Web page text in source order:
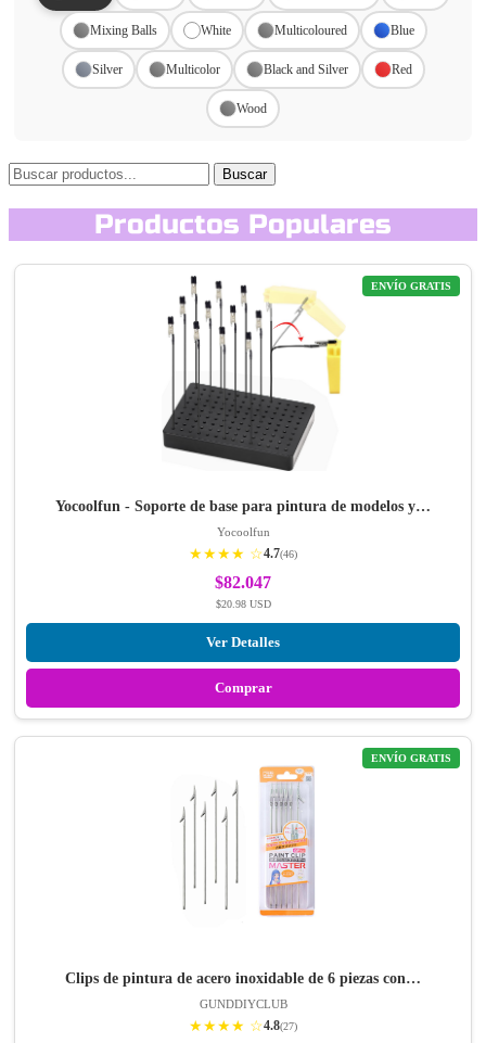
Mixing Balls White Multicoloured Blue
Silver Multicolor Black and Silver Red
Wood
Buscar
Productos Populares
ENVÍO GRATIS
Yocoolfun - Soporte de base para pintura de modelos y…
Yocoolfun
★★★★ ☆4.7(46)
$82.047
$20.98 USD
Ver Detalles
Comprar
ENVÍO GRATIS
Clips de pintura de acero inoxidable de 6 piezas con…
GUNDDIYCLUB
★★★★ ☆4.8(27)